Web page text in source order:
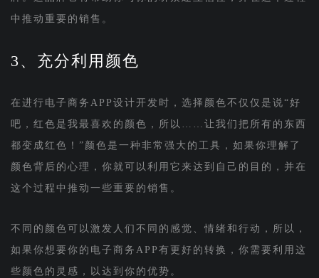
中推动重要的销售。
3、充分利用颜色
在进行电子商务APP设计开发时，选择颜色不仅仅是说“好
吧，红色是我最喜欢的颜色，所以……让我们把所有的东西
都变成红色！”颜色是一种非常强大的工具，如果你理解了
颜色背后的心理，你就可以利用它来达到自己的目的，并在
这个过程中推动一些重要的销售。
不同的颜色可以激发人们不同的感觉、情绪和行动，所以，
如果你想要你的电子商务APP有更好的转换，你需要利用这
些颜色的灵感，以达到你的优势。